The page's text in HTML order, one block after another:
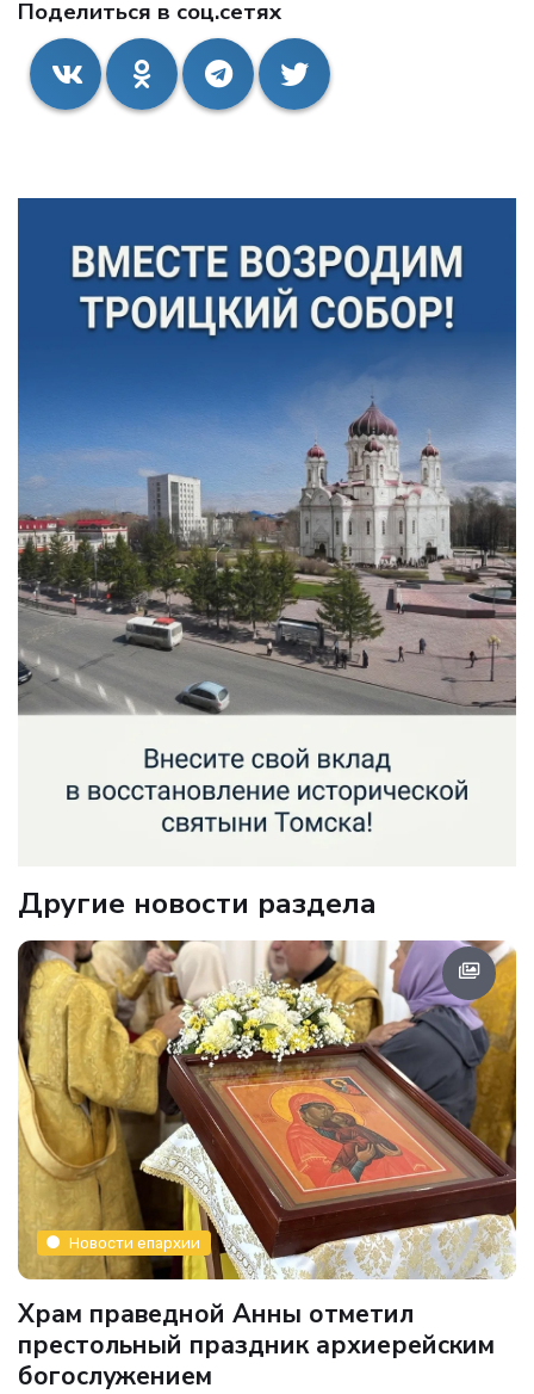
Поделиться в соц.сетях
Другие новости раздела
Новости епархии
Храм праведной Анны отметил
престольный праздник архиерейским
богослужением